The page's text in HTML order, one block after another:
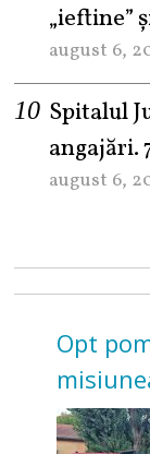
„ieftine”
august 6,
Spitalul
angajări.
august 6,
Opt
incendii